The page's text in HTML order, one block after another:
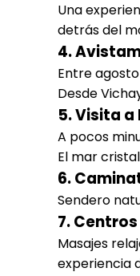
Una
detrás del
4.
Entre
Desde
5. Visita a
A pocos
El mar
6.
Sendero
7.
Masajes
experiencia